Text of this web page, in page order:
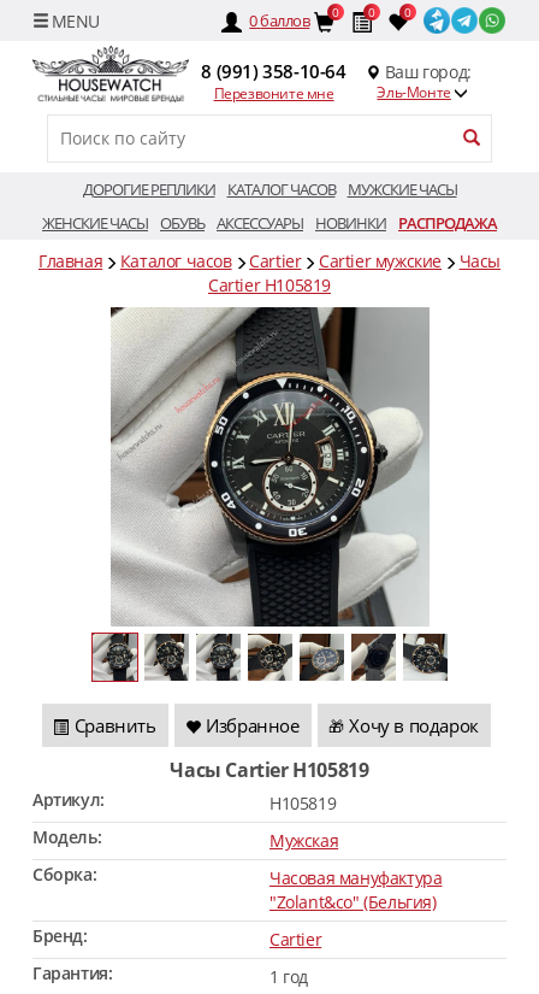
0баллов 0 0 0
8 (991) 358-10-64
Перезвоните мне
Ваш город:
Эль-Монте
ДОРОГИЕ РЕПЛИКИ КАТАЛОГ ЧАСОВ
МУЖСКИЕ ЧАСЫ
ЖЕНСКИЕ ЧАСЫ ОБУВЬ АКСЕССУАРЫ НОВИНКИ РАСПРОДАЖА
Главная Каталог часов Cartier Cartier мужские
Часы
Cartier H105819
Сравнить Избранное 🎁 Хочу в подарок
Часы Cartier H105819
Артикул:
H105819
Модель:
Мужская
Сборка:
Часовая мануфактура
"Zolant&co" (Бельгия)
Бренд:
Cartier
Гарантия:
1 год